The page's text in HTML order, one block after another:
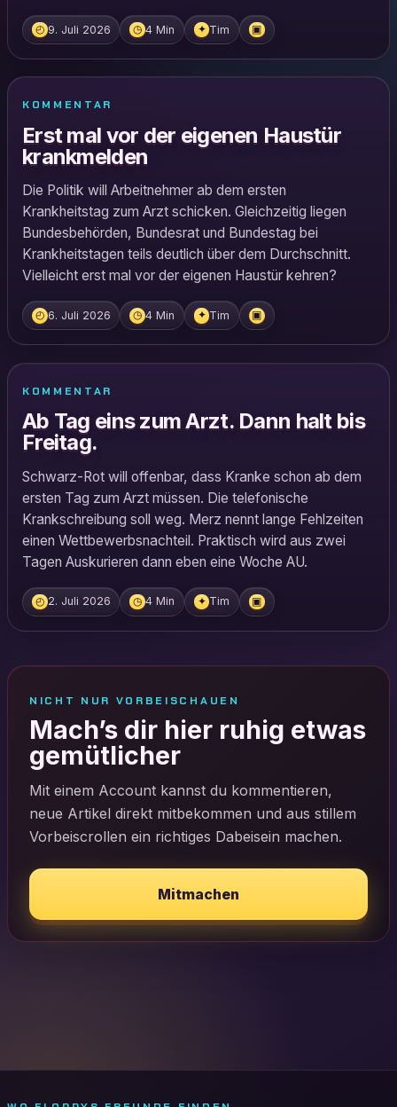
◴ 9. Juli 2026 ◷ 4 Min ✦ Tim ▣
KOMMENTAR
Erst mal vor der eigenen Haustür
krankmelden
Die Politik will Arbeitnehmer ab dem ersten
Krankheitstag zum Arzt schicken. Gleichzeitig liegen
Bundesbehörden, Bundesrat und Bundestag bei
Krankheitstagen teils deutlich über dem Durchschnitt.
Vielleicht erst mal vor der eigenen Haustür kehren?
◴ 6. Juli 2026 ◷ 4 Min ✦ Tim ▣
KOMMENTAR
Ab Tag eins zum Arzt. Dann halt bis
Freitag.
Schwarz-Rot will offenbar, dass Kranke schon ab dem
ersten Tag zum Arzt müssen. Die telefonische
Krankschreibung soll weg. Merz nennt lange Fehlzeiten
einen Wettbewerbsnachteil. Praktisch wird aus zwei
Tagen Auskurieren dann eben eine Woche AU.
◴ 2. Juli 2026 ◷ 4 Min ✦ Tim ▣
NICHT NUR VORBEISCHAUEN
Mach’s dir hier ruhig etwas
gemütlicher
Mit einem Account kannst du kommentieren,
neue Artikel direkt mitbekommen und aus stillem
Vorbeiscrollen ein richtiges Dabeisein machen.
Mitmachen